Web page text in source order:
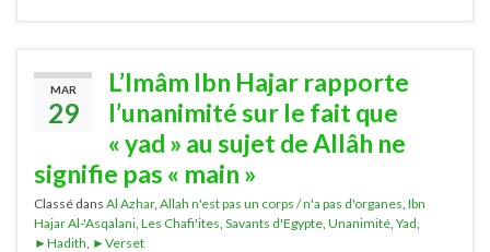
MAR
29
L’Imâm Ibn Hajar rapporte
l’unanimité sur le fait que
« yad » au sujet de Allâh ne
signifie pas « main »
Classé dans Al Azhar, Allah n'est pas un corps / n'a pas d'organes Ibn
Hajar Al-'Asqalani Les Chafi'ites Savants d'Egypte Unanimité Yad
►Hadith ►Verset